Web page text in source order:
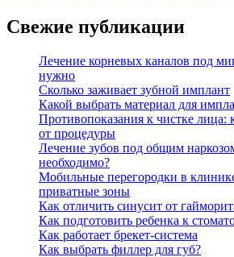
Свежие публикации
Лечение корневых каналов под
нужно
Сколько заживает зубной имплант
Какой выбрать материал для
Противопоказания к чистке лица:
от процедуры
Лечение зубов под общим
необходимо?
Мобильные перегородки в
приватные зоны
Как отличить синусит от
Как подготовить ребенка к
Как работает брекет-система
Как выбрать филлер для губ?